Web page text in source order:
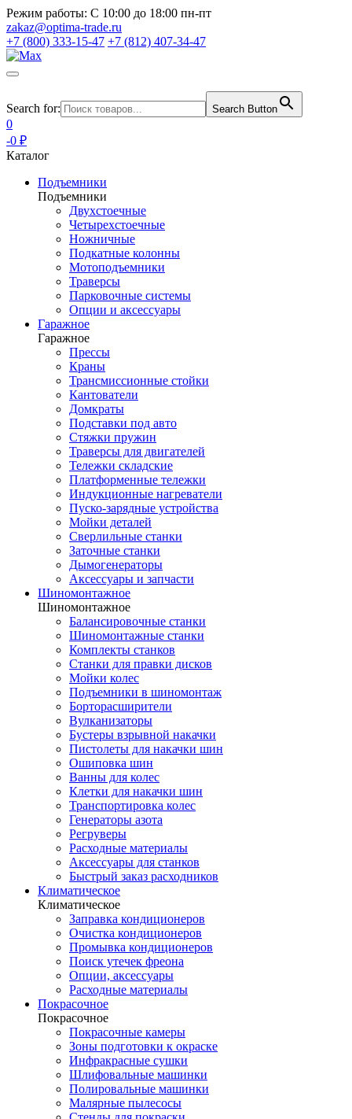
Режим работы: С 10:00 до 18:00 пн-пт
zakaz@optima-trade.ru
+7 (800) 333-15-47 +7 (812) 407-34-47
Search for: Search Button
0
-0 ₽
Каталог
Подъемники
Подъемники
Двухстоечные
Четырехстоечные
Ножничные
Подкатные колонны
Мотоподъемники
Траверсы
Парковочные системы
Опции и аксессуары
Гаражное
Гаражное
Прессы
Краны
Трансмиссионные стойки
Кантователи
Домкраты
Подставки под авто
Стяжки пружин
Траверсы для двигателей
Тележки складские
Платформенные тележки
Индукционные нагреватели
Пуско-зарядные устройства
Мойки деталей
Сверлильные станки
Заточные станки
Дымогенераторы
Аксессуары и запчасти
Шиномонтажное
Шиномонтажное
Балансировочные станки
Шиномонтажные станки
Комплекты станков
Станки для правки дисков
Мойки колес
Подъемники в шиномонтаж
Борторасширители
Вулканизаторы
Бустеры взрывной накачки
Пистолеты для накачки шин
Ошиповка шин
Ванны для колес
Клетки для накачки шин
Транспортировка колес
Генераторы азота
Регруверы
Расходные материалы
Аксессуары для станков
Быстрый заказ расходников
Климатическое
Климатическое
Заправка кондиционеров
Очистка кондиционеров
Промывка кондиционеров
Поиск утечек фреона
Опции, аксессуары
Расходные материалы
Покрасочное
Покрасочное
Покрасочные камеры
Зоны подготовки к окраске
Инфракрасные сушки
Шлифовальные машинки
Полировальные машинки
Малярные пылесосы